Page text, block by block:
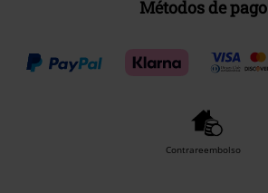
Métodos de pago
Contrareembolso